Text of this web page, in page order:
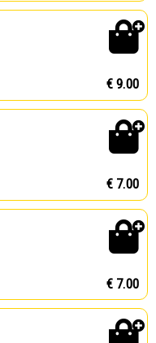
€ 9.00
€ 7.00
€ 7.00